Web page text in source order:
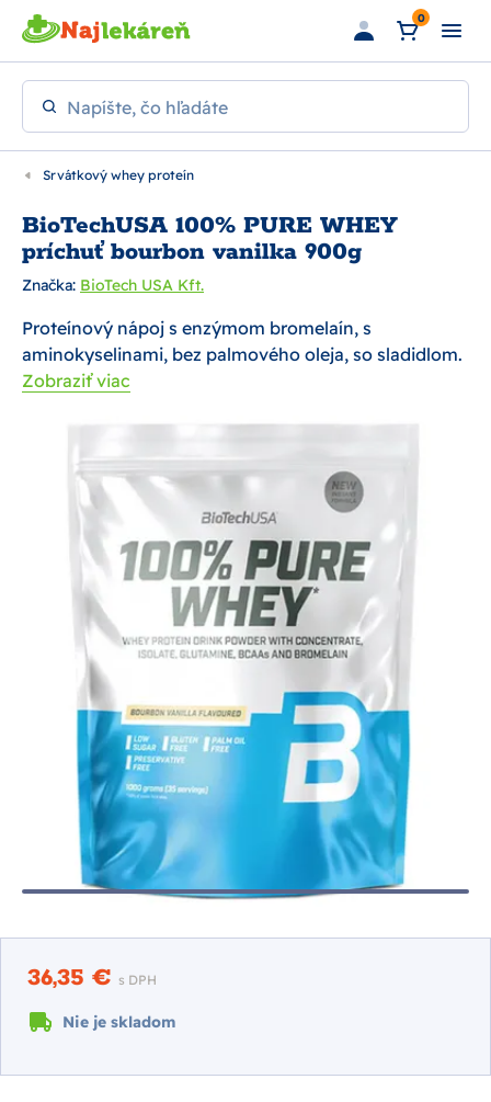
Preskočiť na hlavný obsah 0
Napíšte, čo hľadáte
Srvátkový whey proteín
BioTechUSA 100% PURE WHEY
príchuť bourbon vanilka 900g
Značka: BioTech USA Kft.
Proteínový nápoj s enzýmom bromelaín, s
aminokyselinami, bez palmového oleja, so sladidlom.
Zobraziť viac
36,35 € s DPH
Nie je skladom